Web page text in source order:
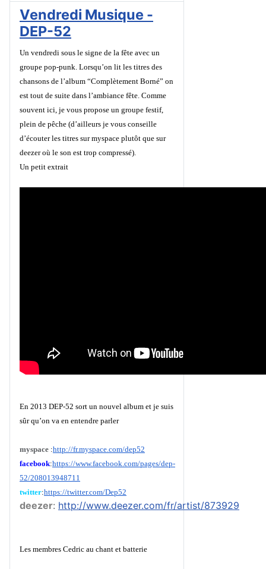
Vendredi Musique -
DEP-52
Un vendredi sous le signe de la fête avec un
groupe pop-punk. Lorsqu’on lit les titres des
chansons de l’album “Complètement Borné” on
est tout de suite dans l’ambiance fête. Comme
souvent ici, je vous propose un groupe festif,
plein de pêche (d’ailleurs je vous conseille
d’écouter les titres sur myspace plutôt que sur
deezer où le son est trop compressé).
Un petit extrait
En 2013 DEP-52 sort un nouvel album et je suis
sûr qu’on va en entendre parler
myspace :http://fr.myspace.com/dep52
facebook:https://www.facebook.com/pages/dep-
52/208013948711
twitter:https://twitter.com/Dep52
deezer: http://www.deezer.com/fr/artist/873929
Les membres Cedric au chant et batterie